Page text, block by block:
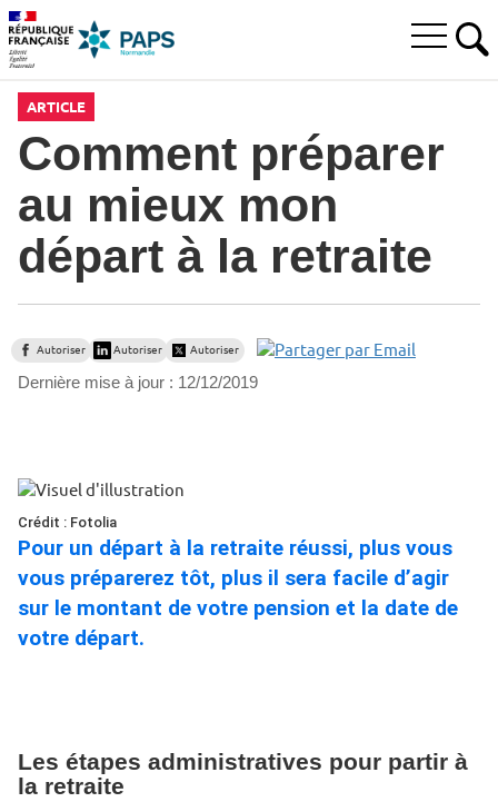
Aller
la
Aller
au
menu
Aller
au
contenu
Ouvrir
ARTICLE
Comment préparer
au mieux mon
départ à la retraite
Autoriser Autoriser Autoriser
Dernière mise à jour : 12/12/2019
Crédit : Fotolia
Pour un départ à la retraite réussi, plus vous
vous préparerez tôt, plus il sera facile d’agir
sur le montant de votre pension et la date de
votre départ.
Les étapes administratives pour partir à
la retraite